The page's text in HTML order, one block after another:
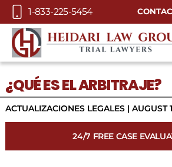
Skip to Main
1-833-225-5454
¿QUÉ ES EL ARBITRAJE?
ACTUALIZACIONES LEGALES| AUGUST
24/7 FREE CASE